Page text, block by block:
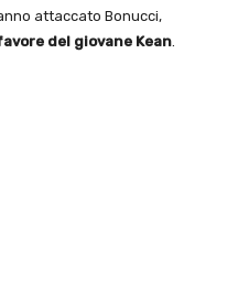
attaccato Bonucci,
del giovane Kean